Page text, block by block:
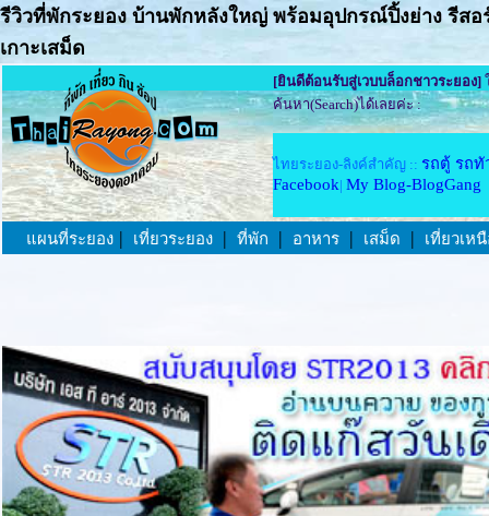
รีวิวที่พักระยอง บ้านพักหลังใหญ่ พร้อมอุปกรณ์ปิ้งย่าง รีส
เกาะเสม็ด
[ยินดีต้อนรับสู่เวบบล็อกชาวระยอง]
ค้นหา(Search)ได้เลยค่ะ :
ไทยระยอง-ลิงค์สำคัญ :: รถตู้ รถทั
Facebook| My Blog-BlogGang
แผนที่ระยอง | เที่ยวระยอง | ที่พัก | อาหาร | เสม็ด | เที่ยวเห